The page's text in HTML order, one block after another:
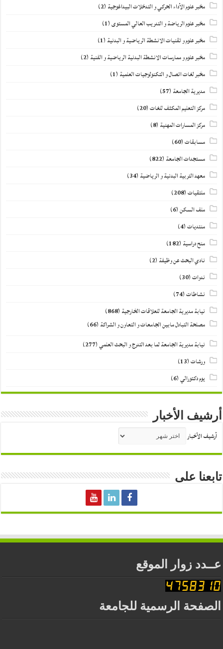
مخبر علوم الأداء الحركي و التدخلات البيداغوجية (2)
مخبر علوم الرياضة و التدريب العالي المستوى(1)
مخبر علوم و تقنيات الانشطة الرياضية و البدنية (1)
مخبر علوم و ممارسات الانشطة البدنية الرياضية و الفنية (2)
مخبر لغات اتصال و التكنولوجيات العلمية (1)
مديرية الجامعة (57)
مركز التعليم المكثف للغات(20)
مركز المسارات المهنية (8)
مسابقات(60)
مستجدات الجامعة (822)
معهد التربية البدنية و الرياضية (34)
ملتقيات(208)
ملف السكن(6)
منتديات(4)
منح دراسية (182)
نادي البحث عن وظيفة (2)
ندوات(30)
نشاطات(74)
نيابة مديرية الجامعة للعلاقات الخارجية (868)
مصلحة التبادل مابين الجامعات و التعاون و الشراكة (66)
نيابة مديرية الجامعة لما بعد التدرج و البحث العلمي(277)
ورشات(13)
يوم دكتورالي(6)
أرشيف الأخبار
أرشيف الأخبار
تابعنا على
عــدد زوار الموقع
الصفحة الرسمية للجامعة